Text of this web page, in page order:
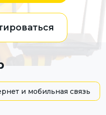
и мобильная связь